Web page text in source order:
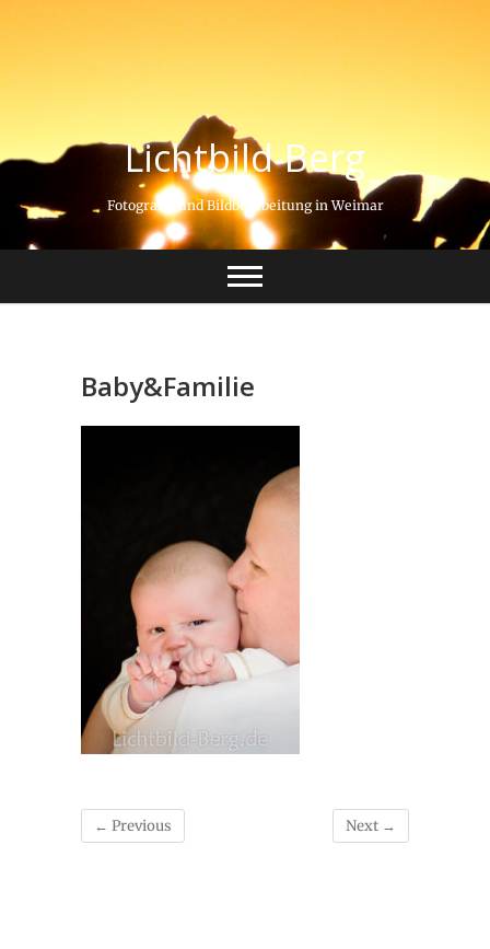
Lichtbild-Berg
Fotografie und Bildbearbeitung in Weimar
Baby&Familie
← Previous Next →